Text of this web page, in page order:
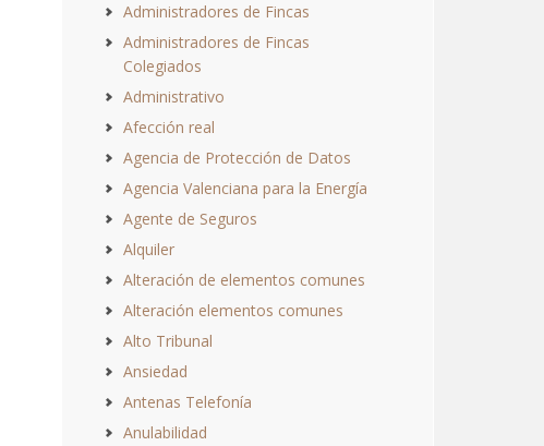
Administradores de Fincas
Administradores de Fincas
Colegiados
Administrativo
Afección real
Agencia de Protección de Datos
Agencia Valenciana para la Energía
Agente de Seguros
Alquiler
Alteración de elementos comunes
Alteración elementos comunes
Alto Tribunal
Ansiedad
Antenas Telefonía
Anulabilidad